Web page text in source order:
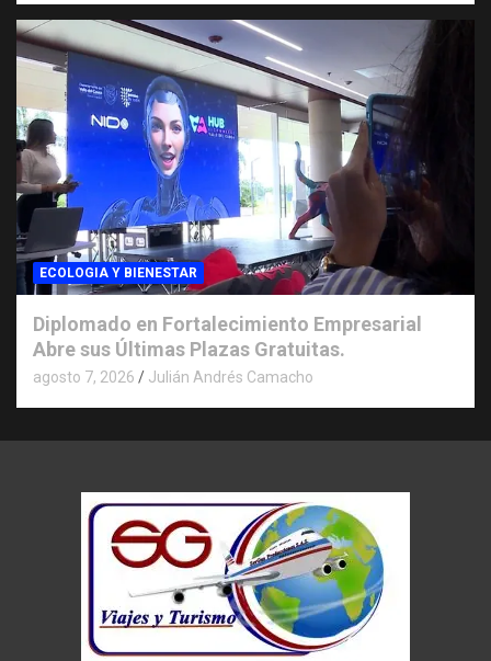
ECOLOGIA Y BIENESTAR
Diplomado en Fortalecimiento Empresarial
Abre sus Últimas Plazas Gratuitas.
agosto 7, 2026 Julián Andrés Camacho